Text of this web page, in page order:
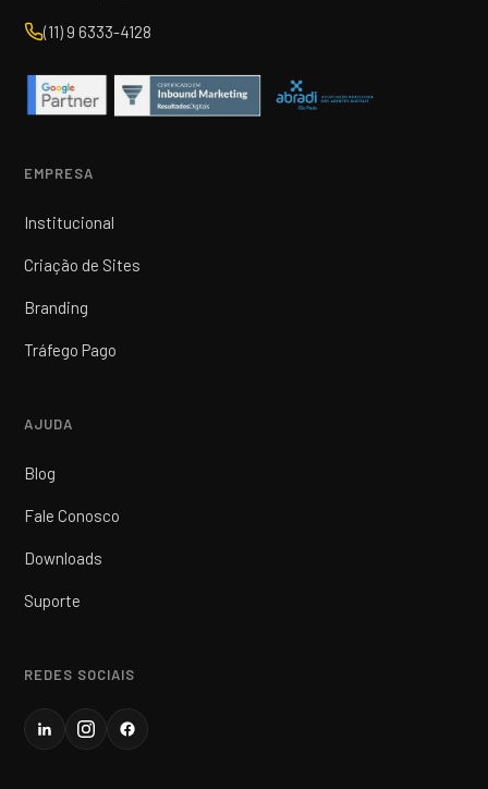
(11) 9 6333-4128
EMPRESA
Institucional
Criação de Sites
Branding
Tráfego Pago
AJUDA
Blog
Fale Conosco
Downloads
Suporte
REDES SOCIAIS